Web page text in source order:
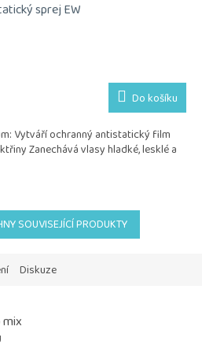
sprej EW
Do košíku
Vytváří ochranný antistatický film
Zanechává vlasy hladké, lesklé a
SOUVISEJÍCÍ PRODUKTY
Diskuze